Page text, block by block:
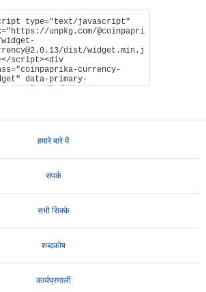
हमारे बारे में
संपर्क
सभी सिक्के
शब्दकोष
कार्यप्रणाली